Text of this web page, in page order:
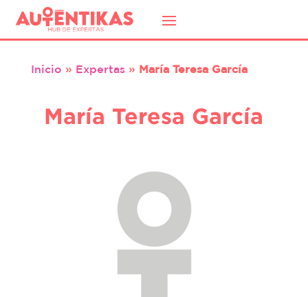
Inicio » Expertas» María Teresa García
María Teresa García